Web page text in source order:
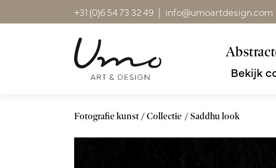
+31 (0)6 54 73 32 49 | info@umoartdesign.com
Bekijk
Fotografie kunst Collectie Saddhu look